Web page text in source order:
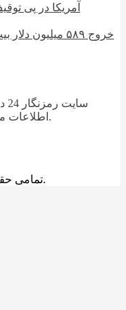
خروج ۵۸۹
اطلاعات مردم از دنیای رمز ارز ها راه اندازی گردید.
© تمامیمحفوظ می باشد.